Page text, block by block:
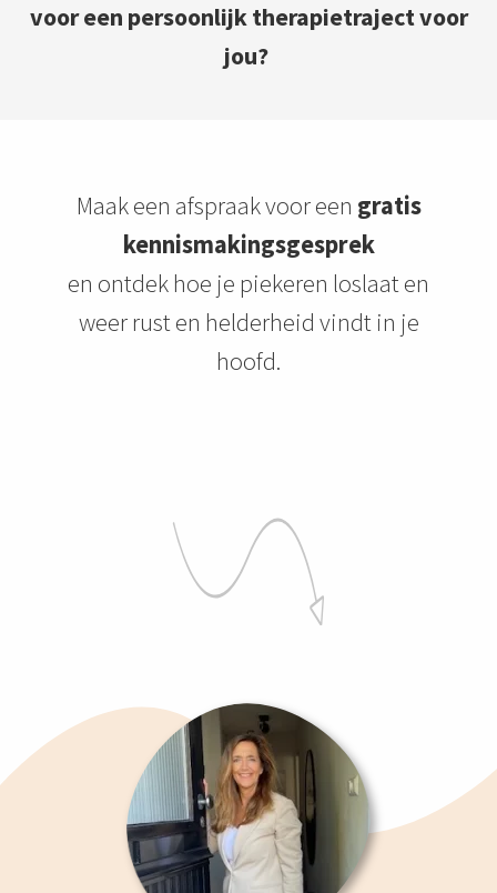
voor een persoonlijk therapietraject voor
jou?
Maak een afspraak voor een gratis
kennismakingsgesprek
en ontdek hoe je piekeren loslaat en
weer rust en helderheid vindt in je
hoofd.